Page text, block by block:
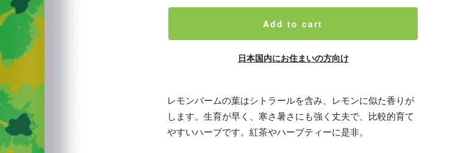
Add to cart
日本国内にお住まいの方向け
レモンバームの葉はシトラールを含み、レモンに似た香りが
します。生育が早く、寒さ暑さにも強く丈夫で、比較的育て
やすいハーブです。紅茶やハーブティーに是非。